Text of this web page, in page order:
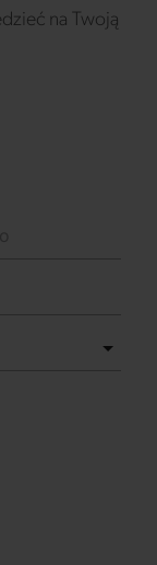
na Twoją